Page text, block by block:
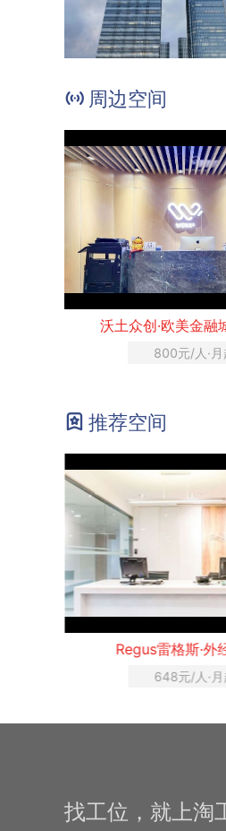
周边空间
沃土众创·欧美金融
800元/人·月
推荐空间
创富港·东方茂
400元/人·月
找工位，就上淘